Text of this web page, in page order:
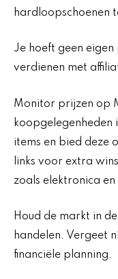
hardloopschoenen
Je hoeft geen
verdienen met
Monitor prijzen op
koopgelegenheden
items en bied deze
links voor extra
zoals elektronica en
Houd de markt in
handelen. Vergeet
financiële planning.